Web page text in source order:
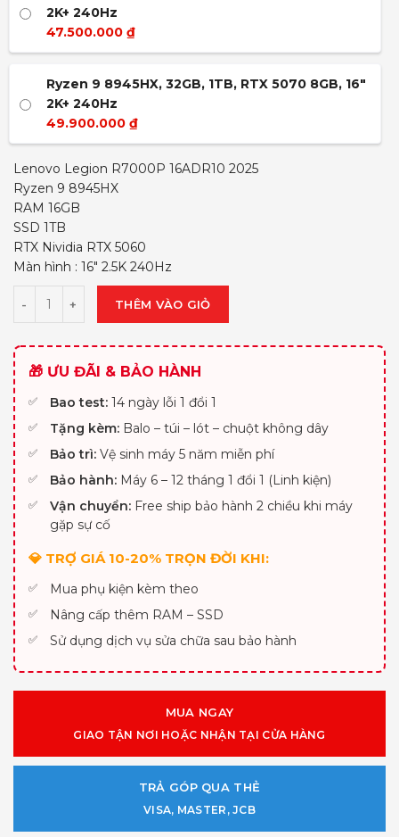
2K+ 240Hz
47.500.000 ₫
Ryzen 9 8945HX, 32GB, 1TB, RTX 5070 8GB, 16"
2K+ 240Hz
49.900.000 ₫
Lenovo Legion R7000P 16ADR10 2025
Ryzen 9 8945HX
RAM 16GB
SSD 1TB
RTX Nividia RTX 5060
Màn hình : 16″ 2.5K 240Hz
THÊM VÀO GIỎ
🎁 ƯU ĐÃI & BẢO HÀNH
Bao test: 14 ngày lỗi 1 đổi 1
Tặng kèm: Balo – túi – lót – chuột không dây
Bảo trì: Vệ sinh máy 5 năm miễn phí
Bảo hành: Máy 6 – 12 tháng 1 đổi 1 (Linh kiện)
Vận chuyển: Free ship bảo hành 2 chiều khi máy
gặp sự cố
💎 TRỢ GIÁ 10-20% TRỌN ĐỜI KHI:
Mua phụ kiện kèm theo
Nâng cấp thêm RAM – SSD
Sử dụng dịch vụ sửa chữa sau bảo hành
MUA NGAY
GIAO TẬN NƠI HOẶC NHẬN TẠI CỬA HÀNG
TRẢ GÓP QUA THẺ
VISA, MASTER, JCB